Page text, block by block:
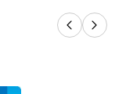
Produits